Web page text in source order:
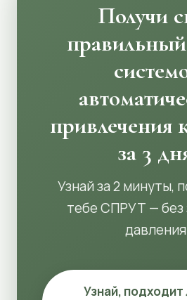
Получи
правильный
привлечения
за 3
Узнай за 2 минуты,
тебе СПРУТ — без
Узнай, подходит